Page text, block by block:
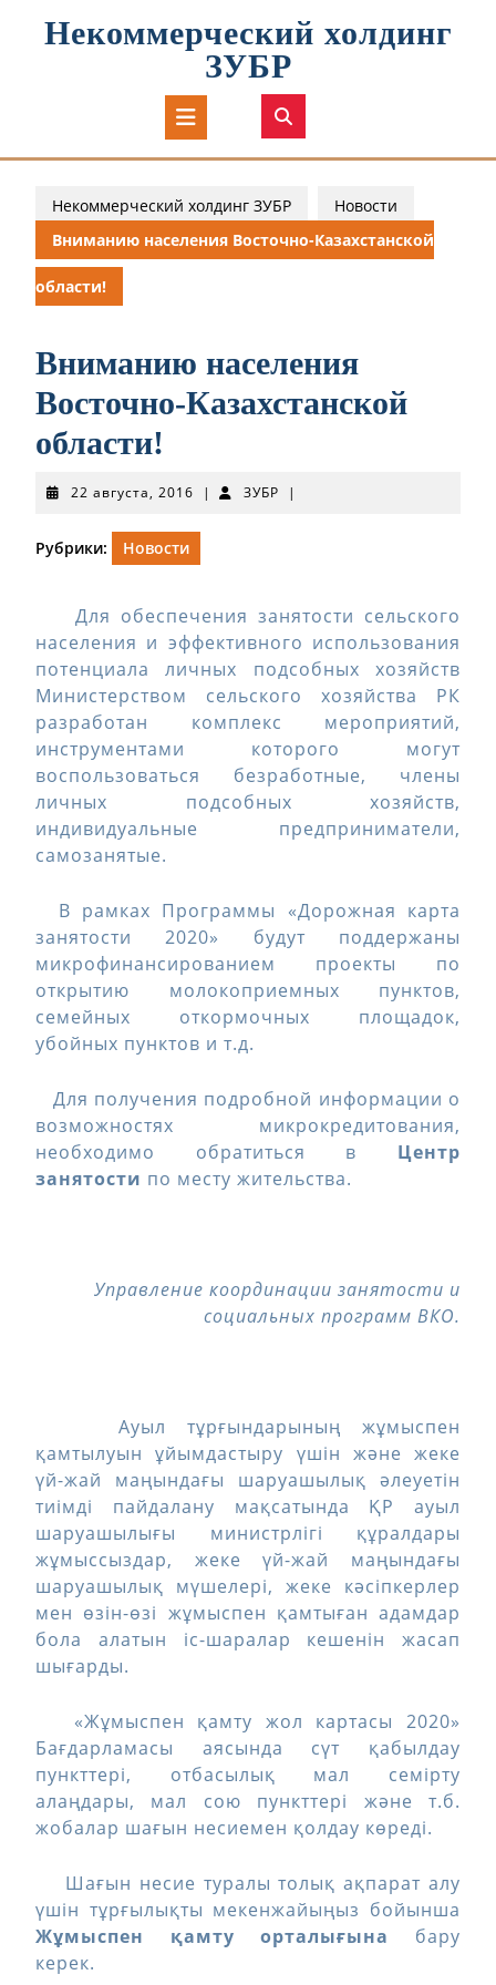
Некоммерческий холдинг
ЗУБР
Кнопка
Открыть
Некоммерческий холдинг ЗУБР
Новости
Вниманию населения Восточно-Казахстанской
области!
Вниманию населения
Восточно-Казахстанской
области!
22 августа, 2016 22
2016
| ЗУБР ЗУБР
|
Рубрики: Новости
Для обеспечения занятости сельского
населения и эффективного использования
потенциала личных подсобных хозяйств
Министерством сельского хозяйства РК
разработан комплекс мероприятий,
инструментами которого могут
воспользоваться безработные, члены
личных подсобных хозяйств,
индивидуальные предприниматели,
самозанятые.
В рамках Программы «Дорожная карта
занятости 2020» будут поддержаны
микрофинансированием проекты по
открытию молокоприемных пунктов,
семейных откормочных площадок,
убойных пунктов и т.д.
Для получения подробной информации о
возможностях микрокредитования,
необходимо обратиться в Центр
занятости по месту жительства.
Управление координации занятости и
социальных программ ВКО.
Ауыл тұрғындарының жұмыспен
қамтылуын ұйымдастыру үшін және жеке
үй-жай маңындағы шаруашылық әлеуетін
тиімді пайдалану мақсатында ҚР ауыл
шаруашылығы министрлігі құралдары
жұмыссыздар, жеке үй-жай маңындағы
шаруашылық мүшелері, жеке кәсіпкерлер
мен өзін-өзі жұмыспен қамтыған адамдар
бола алатын іс-шаралар кешенін жасап
шығарды.
«Жұмыспен қамту жол картасы 2020»
Бағдарламасы аясында сүт қабылдау
пункттері, отбасылық мал семірту
алаңдары, мал сою пункттері және т.б.
жобалар шағын несиемен қолдау көреді.
Шағын несие туралы толық ақпарат алу
үшін тұрғылықты мекенжайыңыз бойынша
Жұмыспен қамту орталығына
бару
керек.